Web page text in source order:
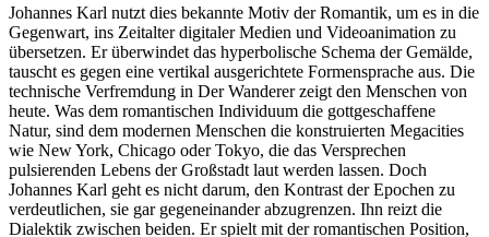
Johannes Karl nutzt dies bekannte Motiv der Romantik, um es in die
Gegenwart, ins Zeitalter digitaler Medien und Videoanimation zu
übersetzen. Er überwindet das hyperbolische Schema der Gemälde,
tauscht es gegen eine vertikal ausgerichtete Formensprache aus. Die
technische Verfremdung in Der Wanderer zeigt den Menschen von
heute. Was dem romantischen Individuum die gottgeschaffene
Natur, sind dem modernen Menschen die konstruierten Megacities
wie New York, Chicago oder Tokyo, die das Versprechen
pulsierenden Lebens der Großstadt laut werden lassen. Doch
Johannes Karl geht es nicht darum, den Kontrast der Epochen zu
verdeutlichen, sie gar gegeneinander abzugrenzen. Ihn reizt die
Dialektik zwischen beiden. Er spielt mit der romantischen Position,